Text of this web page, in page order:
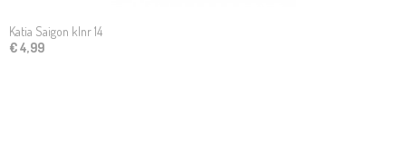
Katia Saigon klnr 14
€ 4,99